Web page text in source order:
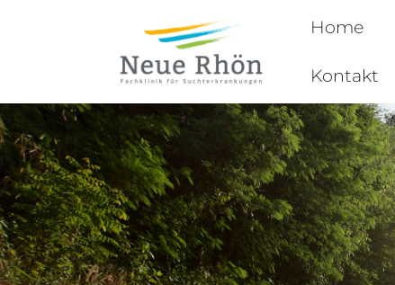
Home
Kontakt